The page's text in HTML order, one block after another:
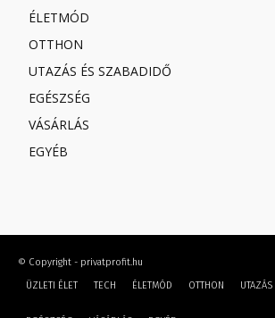
ÉLETMÓD
OTTHON
UTAZÁS ÉS SZABADIDŐ
EGÉSZSÉG
VÁSÁRLÁS
EGYÉB
© Copyright - privatprofit.hu
ÜZLETI ÉLET
TECH ÉLETMÓD OTTHON